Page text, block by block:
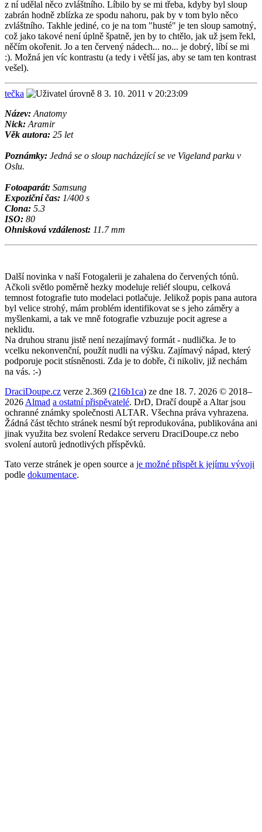
z ní udělal něco zvláštního. Líbilo by se mi třeba, kdyby byl sloup
zabrán hodně zblízka ze spodu nahoru, pak by v tom bylo něco
zvláštního. Takhle jediné, co je na tom "husté" je ten sloup samotný,
což jako takové není úplně špatně, jen by to chtělo, jak už jsem řekl,
něčím okořenit. Jo a ten červený nádech... no... je dobrý, líbí se mi
:). Možná jen víc kontrastu (a tedy i větší jas, aby se tam ten kontrast
vešel).
tečka
3. 10. 2011 v 20:23:09
Název: Anatomy
Nick: Aramir
Věk autora: 25 let
Poznámky: Jedná se o sloup nacházející se ve Vigeland parku v
Oslu.
Fotoaparát: Samsung
Expoziční čas: 1/400 s
Clona: 5.3
ISO: 80
Ohnisková vzdálenost: 11.7 mm
Další novinka v naší Fotogalerii je zahalena do červených tónů.
Ačkoli světlo poměrně hezky modeluje reliéf sloupu, celková
temnost fotografie tuto modelaci potlačuje. Jelikož popis pana autora
byl velice strohý, mám problém identifikovat se s jeho záměry a
myšlenkami, a tak ve mně fotografie vzbuzuje pocit agrese a
neklidu.
Na druhou stranu jistě není nezajímavý formát - nudlička. Je to
vcelku nekonvenční, použít nudli na výšku. Zajímavý nápad, který
podporuje pocit stísněnosti. Zda je to dobře, či nikoliv, již nechám
na vás. :-)
DraciDoupe.cz verze 2.369 (216b1ca) ze dne 18. 7. 2026 © 2018–
2026 Almad a ostatní přispěvatelé. DrD, Dračí doupě a Altar jsou
ochranné známky společnosti ALTAR. Všechna práva vyhrazena.
Žádná část těchto stránek nesmí být reprodukována, publikována ani
jinak využita bez svolení Redakce serveru DraciDoupe.cz nebo
svolení autorů jednotlivých příspěvků.
Tato verze stránek je open source a je možné přispět k jejímu vývoji
podle dokumentace.